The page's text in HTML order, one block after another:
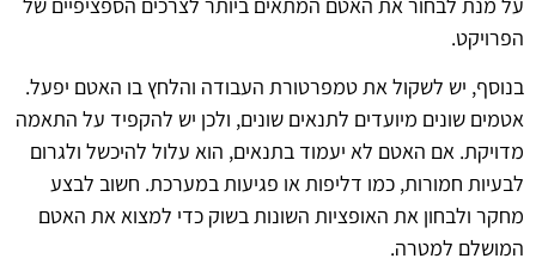
הפרויקט.
בנוסף, יש לשקול את טמפרטורת העבודה והלחץ בו האטם יפעל.
אטמים שונים מיועדים לתנאים שונים, ולכן יש להקפיד על התאמה
מדויקת. אם האטם לא יעמוד בתנאים, הוא עלול להיכשל ולגרום
לבעיות חמורות, כמו דליפות או פגיעות במערכת. חשוב לבצע
מחקר ולבחון את האופציות השונות בשוק כדי למצוא את האטם
המושלם למטרה.